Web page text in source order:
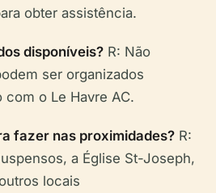
obter assistência.
disponíveis? R: Não
ser organizados
o Le Havre AC.
fazer nas proximidades? R:
a Église St-Joseph,
locais